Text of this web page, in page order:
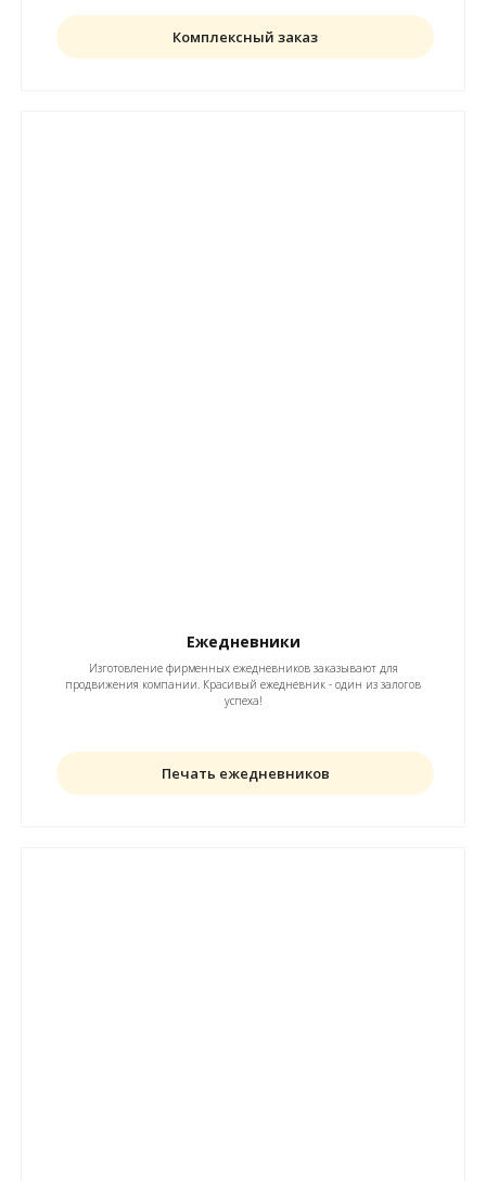
Комплексный заказ
Ежедневники
Изготовление фирменных ежедневников заказывают для
продвижения компании. Красивый ежедневник - один из залогов
успеха!
Печать ежедневников